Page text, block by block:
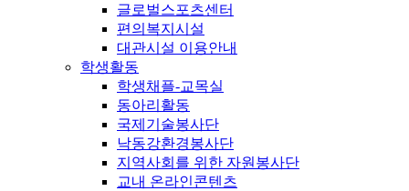
글로벌스포츠센터
편의복지시설
대관시설 이용안내
학생활동
학생채플-교목실
동아리활동
국제기술봉사단
낙동강환경봉사단
지역사회를 위한 자원봉사단
교내 온라인콘텐츠